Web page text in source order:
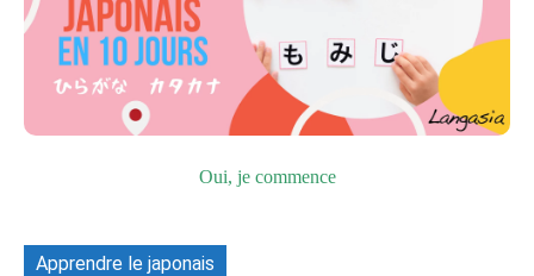
Oui, je commence
Apprendre le japonais